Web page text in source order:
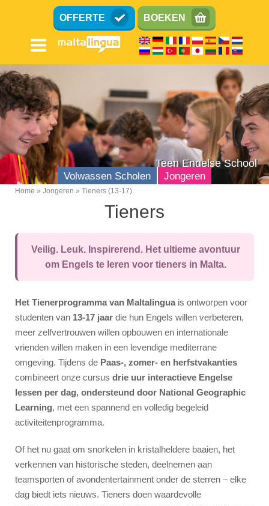
inhoud
gaan
OFFERTE BOEKEN
Volwassen Scholen Jongeren
Tieners (13-17)
Kinderen (8-12)
Familie
Syllabus
Accommodatie
Superieur Verblijf
Gastgezin
Groepsleiders
Prijzen & Data
Teen Engelse School
Home Jongeren Tieners (13-17)
Tieners
Veilig. Leuk. Inspirerend. Het ultieme avontuur
om Engels te leren voor tieners in Malta.
Het Tienerprogramma van Maltalingua is ontworpen voor
studenten van 13-17 jaar die hun Engels willen verbeteren,
meer zelfvertrouwen willen opbouwen en internationale
vrienden willen maken in een levendige mediterrane
omgeving. Tijdens de Paas-, zomer- en herfstvakanties
combineert onze cursus drie uur interactieve Engelse
lessen per dag, ondersteund door National Geographic
Learning, met een spannend en volledig begeleid
activiteitenprogramma.
Of het nu gaat om snorkelen in kristalheldere baaien, het
verkennen van historische steden, deelnemen aan
teamsporten of avondentertainment onder de sterren – elke
dag biedt iets nieuws. Tieners doen waardevolle